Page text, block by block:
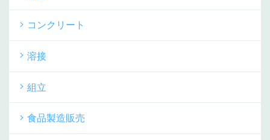
コンクリート
溶接
組立
食品製造販売